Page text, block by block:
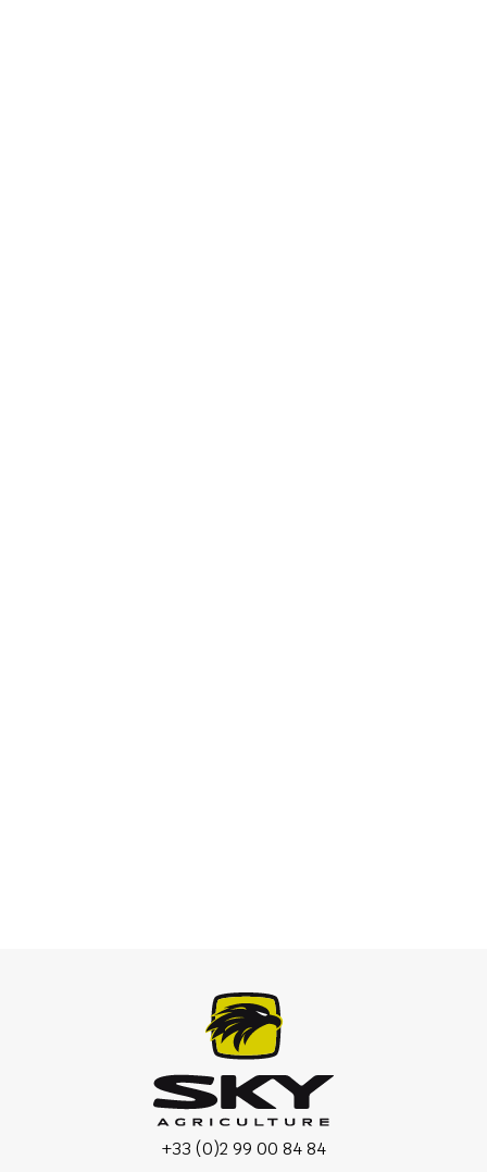
+33 (0)2 99 00 84 84